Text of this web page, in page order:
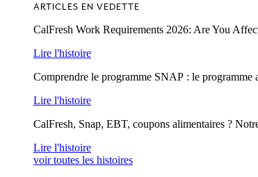
ARTICLES EN VEDETTE
CalFresh Work Requirements 2026: Are You
Lire l'histoire
Comprendre le programme SNAP : le programme
Lire l'histoire
CalFresh, Snap, EBT, coupons alimentaires ?
Lire l'histoire
voir toutes les histoires